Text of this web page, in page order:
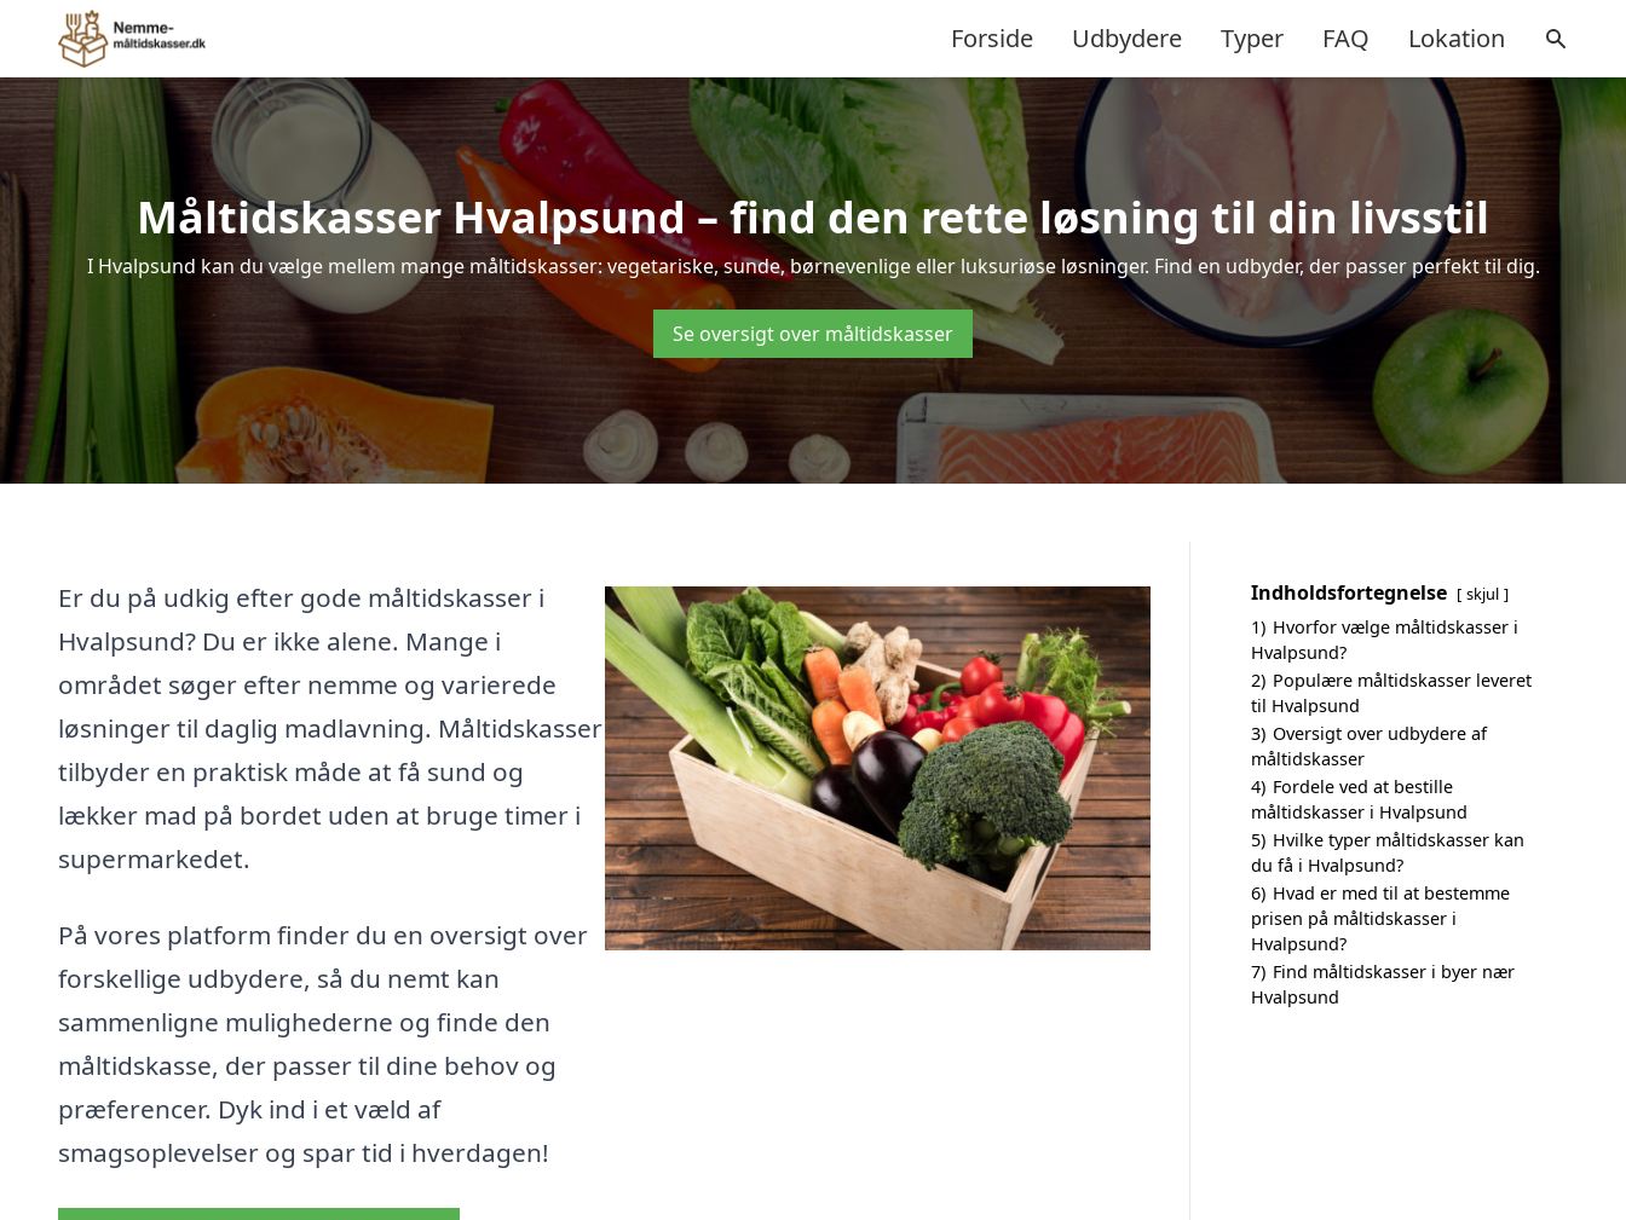
Forside Udbydere Typer FAQ Lokation
Måltidskasser Hvalpsund – find den rette løsning til din livsstil
I Hvalpsund kan du vælge mellem mange måltidskasser: vegetariske, sunde, børnevenlige eller luksuriøse løsninger. Find en udbyder, der passer perfekt til dig.
Se oversigt over måltidskasser
Er du på udkig efter gode måltidskasser i
Hvalpsund? Du er ikke alene. Mange i
området søger efter nemme og varierede
løsninger til daglig madlavning. Måltidskasser
tilbyder en praktisk måde at få sund og
lækker mad på bordet uden at bruge timer i
supermarkedet.
På vores platform finder du en oversigt over
forskellige udbydere, så du nemt kan
sammenligne mulighederne og finde den
måltidskasse, der passer til dine behov og
præferencer. Dyk ind i et væld af
smagsoplevelser og spar tid i hverdagen!
Indholdsfortegnelse skjul
1) Hvorfor vælge måltidskasser i
Hvalpsund?
2) Populære måltidskasser leveret
til Hvalpsund
3) Oversigt over udbydere af
måltidskasser
4) Fordele ved at bestille
måltidskasser i Hvalpsund
5) Hvilke typer måltidskasser kan
du få i Hvalpsund?
6) Hvad er med til at bestemme
prisen på måltidskasser i
Hvalpsund?
7) Find måltidskasser i byer nær
Hvalpsund